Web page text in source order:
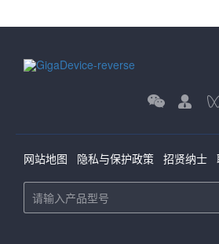
网站地图 隐私与保护政策 招贤纳士